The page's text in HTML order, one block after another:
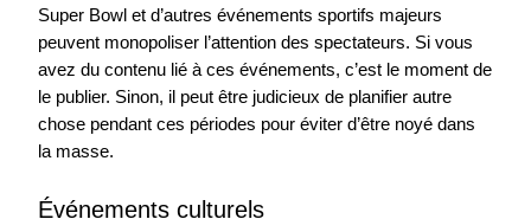
Super Bowl et d’autres événements sportifs majeurs
peuvent monopoliser l’attention des spectateurs. Si vous
avez du contenu lié à ces événements, c’est le moment de
le publier. Sinon, il peut être judicieux de planifier autre
chose pendant ces périodes pour éviter d’être noyé dans
la masse.
Événements culturels